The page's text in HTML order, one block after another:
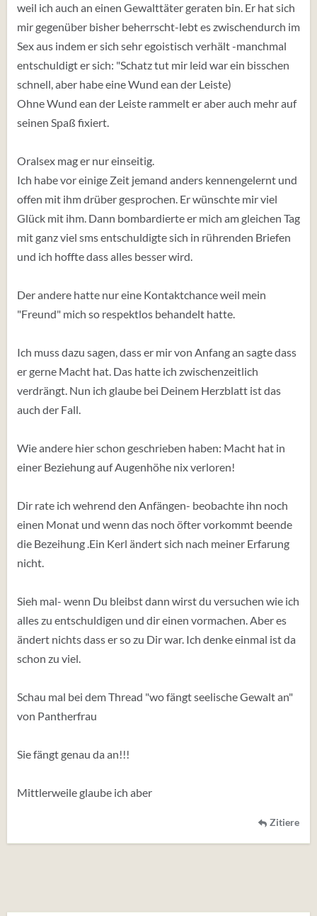
weil ich auch an einen Gewalttäter geraten bin. Er hat sich
mir gegenüber bisher beherrscht-lebt es zwischendurch im
Sex aus indem er sich sehr egoistisch verhält -manchmal
entschuldigt er sich: "Schatz tut mir leid war ein bisschen
schnell, aber habe eine Wund ean der Leiste)
Ohne Wund ean der Leiste rammelt er aber auch mehr auf
seinen Spaß fixiert.
Oralsex mag er nur einseitig.
Ich habe vor einige Zeit jemand anders kennengelernt und
offen mit ihm drüber gesprochen. Er wünschte mir viel
Glück mit ihm. Dann bombardierte er mich am gleichen Tag
mit ganz viel sms entschuldigte sich in rührenden Briefen
und ich hoffte dass alles besser wird.
Der andere hatte nur eine Kontaktchance weil mein
"Freund" mich so respektlos behandelt hatte.
Ich muss dazu sagen, dass er mir von Anfang an sagte dass
er gerne Macht hat. Das hatte ich zwischenzeitlich
verdrängt. Nun ich glaube bei Deinem Herzblatt ist das
auch der Fall.
Wie andere hier schon geschrieben haben: Macht hat in
einer Beziehung auf Augenhöhe nix verloren!
Dir rate ich wehrend den Anfängen- beobachte ihn noch
einen Monat und wenn das noch öfter vorkommt beende
die Bezeihung .Ein Kerl ändert sich nach meiner Erfarung
nicht.
Sieh mal- wenn Du bleibst dann wirst du versuchen wie ich
alles zu entschuldigen und dir einen vormachen. Aber es
ändert nichts dass er so zu Dir war. Ich denke einmal ist da
schon zu viel.
Schau mal bei dem Thread "wo fängt seelische Gewalt an"
von Pantherfrau
Sie fängt genau da an!!!
Mittlerweile glaube ich aber
Zitiere